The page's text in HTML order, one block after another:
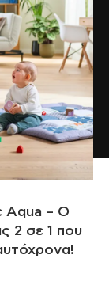
Aqua – Ο
2 σε 1 που